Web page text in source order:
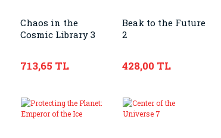
Chaos in the
Cosmic Library 3
713,65 TL
Beak to the Future
2
428,00 TL